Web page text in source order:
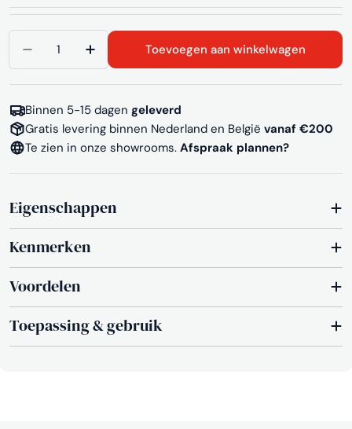
Aantal verlagen voor Hart Kunststof kruk –
Aantal verhogen voor Hart Kunststof
Toevoegen aan winkelwagen
Binnen 5-15 dagen geleverd
Gratis levering binnen Nederland en België vanaf €200
Te zien in onze showrooms. Afspraak plannen?
Eigenschappen
Kenmerken
Voordelen
Toepassing & gebruik